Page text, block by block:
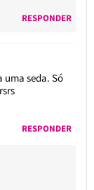
RESPONDER
uma seda. Só
RESPONDER